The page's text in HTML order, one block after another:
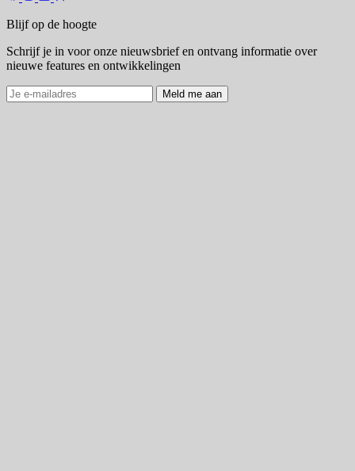
Blijf op de hoogte
Schrijf je in voor onze nieuwsbrief en ontvang informatie over
nieuwe features en ontwikkelingen
Meld me aan